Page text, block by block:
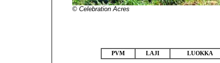
© Celebration Acres
PVM LAJI LUOKKA